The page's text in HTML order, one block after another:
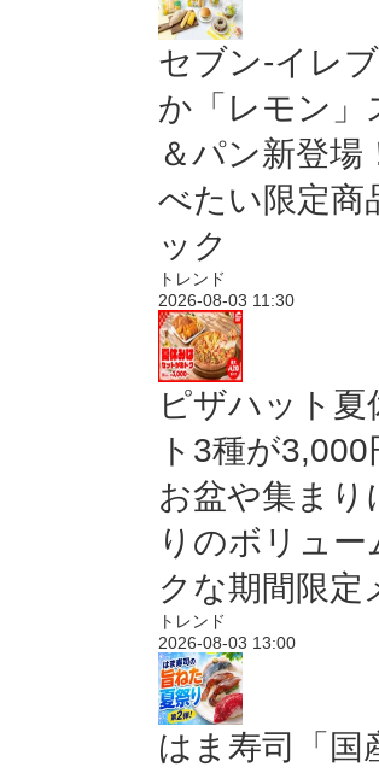
セブン‐イレ
か「レモン」
＆パン新登場
べたい限定商
ック
トレンド
2026-08-03 11:30
ピザハット夏
ト3種が3,000
お盆や集まり
りのボリュー
クな期間限定
トレンド
2026-08-03 13:00
はま寿司「国